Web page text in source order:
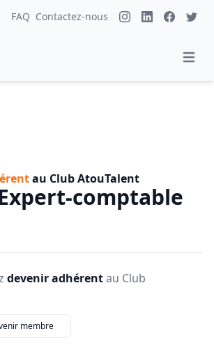
FAQ Contactez-nous
au Club AtouTalent
comptable
devenir adhérentau Club
membre